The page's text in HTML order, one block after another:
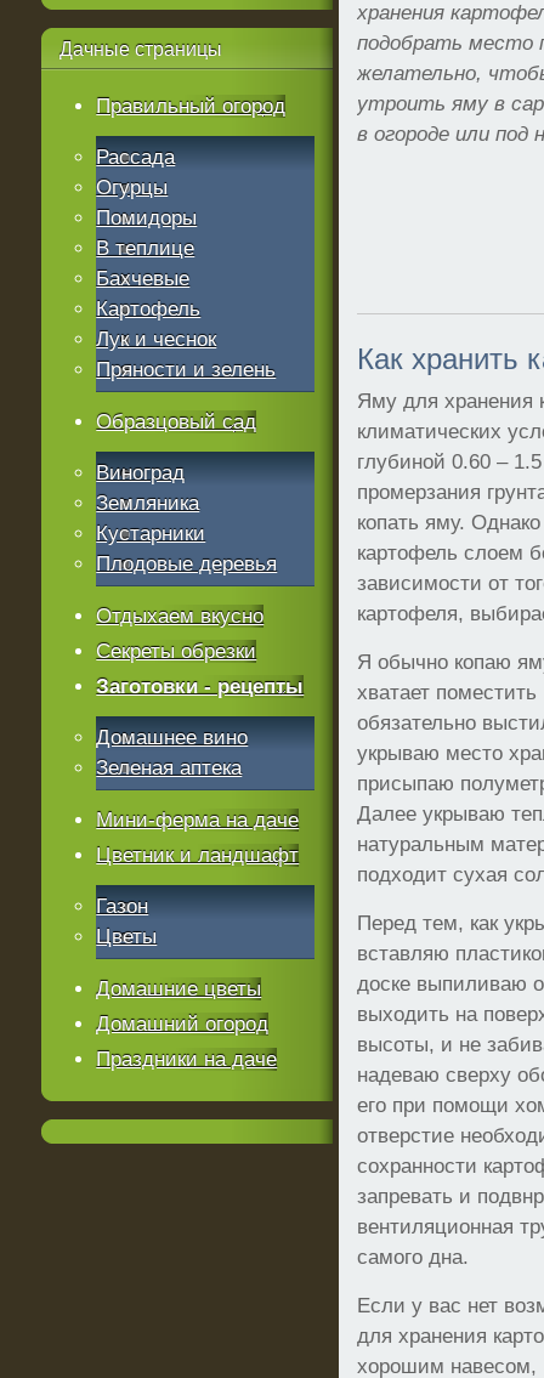
хранения
подобрать место
желательно,
утроить яму в
в огороде или под
Как хранить
Яму для хранения
климатических
глубиной 0.60 –
промерзания
копать яму.
картофель слоем
зависимости от
картофеля,
Я обычно копаю
хватает
обязательно
укрываю место
присыпаю
Далее укрываю
натуральным
подходит сухая
Перед тем, как
вставляю
доске выпиливаю
выходить на
высоты, и не
надеваю сверху
его при помощи
отверстие
сохранности
запревать и
вентиляционная
самого дна.
Если у вас нет
для хранения
хорошим навесом,
Дачные страницы
Правильный огород
Рассада
Огурцы
Помидоры
В теплице
Бахчевые
Картофель
Лук и чеснок
Пряности и зелень
Образцовый сад
Виноград
Земляника
Кустарники
Плодовые деревья
Отдыхаем вкусно
Секреты обрезки
Заготовки - рецепты
Домашнее вино
Зеленая аптека
Мини-ферма на даче
Цветник и ландшафт
Газон
Цветы
Домашние цветы
Домашний огород
Праздники на даче